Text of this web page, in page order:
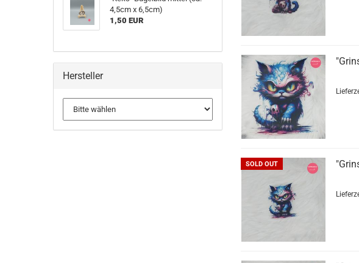
SOLD OUT
4,5cm x 6,5cm)
1,50 EUR
Hersteller